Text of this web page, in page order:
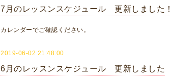
7月のレッスンスケジュール 更新しました！
カレンダーでご確認ください。
2019-06-02 21:48:00
6月のレッスンスケジュール 更新しました